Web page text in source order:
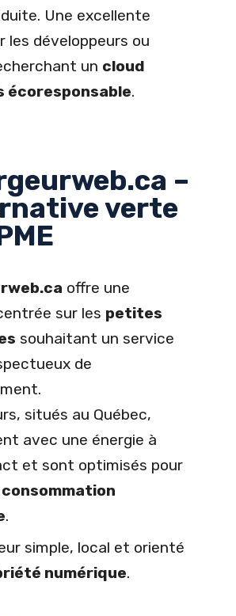
Une excellente
les développeurs ou
un cloud
écoresponsable.
–
verte
offre une
sur les petites
souhaitant un service
de
situés au Québec,
avec une énergie à
et sont optimisés pour
.
simple, local et orienté
numérique.